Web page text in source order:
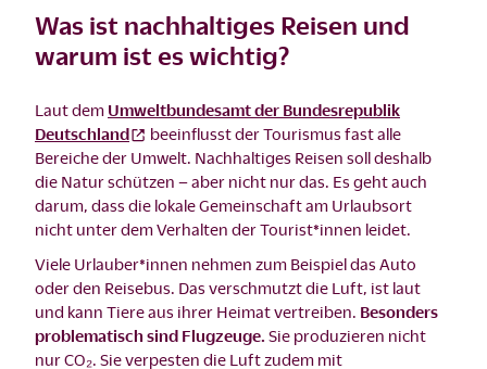
Was ist nachhaltiges Reisen und
warum ist es wichtig?
Laut dem Umweltbundesamt der Bundesrepublik
Deutschland
beeinflusst der Tourismus fast alle
Bereiche der Umwelt. Nachhaltiges Reisen soll deshalb
die Natur schützen – aber nicht nur das. Es geht auch
darum, dass die lokale Gemeinschaft am Urlaubsort
nicht unter dem Verhalten der Tourist*innen leidet.
Viele Urlauber*innen nehmen zum Beispiel das Auto
oder den Reisebus. Das verschmutzt die Luft, ist laut
und kann Tiere aus ihrer Heimat vertreiben. Besonders
problematisch sind Flugzeuge. Sie produzieren nicht
nur CO₂. Sie verpesten die Luft zudem mit